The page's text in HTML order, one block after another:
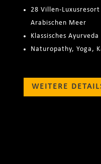
28 Villen-
Arabischen Meer
Klassisches Ayurveda
Naturopathy, Yoga,
WEITERE